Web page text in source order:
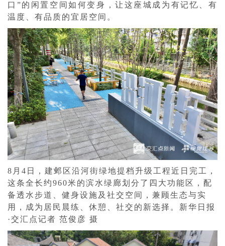
口”的闲置空间如何变身，让这座城成为有记忆、有
温度、有品质的宜居空间。
8月4日，建邺区沿河街绿地提档升级工程近日完工，
这条全长约960米的滨水绿廊划分了四大功能区，配
备透水步道、健身设施及社交空间，兼顾生态与实
用，成为居民晨练、休憩、社交的新选择。新华日报
·交汇点记者 范俊彦 摄